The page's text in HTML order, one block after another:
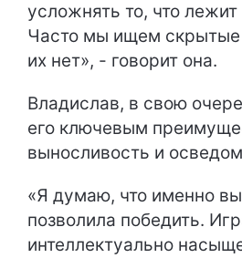
усложнять то, что
Часто мы ищем скрытые
их нет», - говорит она.
Владислав, в свою
его ключевым
выносливость и
«Я думаю, что именно
позволила победить.
интеллектуально